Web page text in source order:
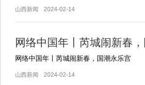
山西新闻 2024-02-14
网络中国年丨芮城闹新春
网络中国年丨芮城闹新春，国潮永乐宫
山西新闻 2024-02-14